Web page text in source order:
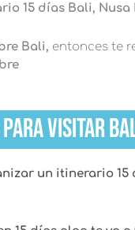
15 días Bali, Nusa
Bali, entonces te
VISITAR
un itinerario